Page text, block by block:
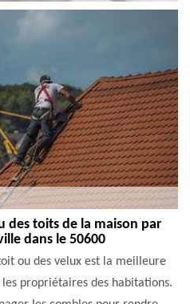
des toits de la maison par
dans le 50600
ou des velux est la meilleure
propriétaires des habitations.